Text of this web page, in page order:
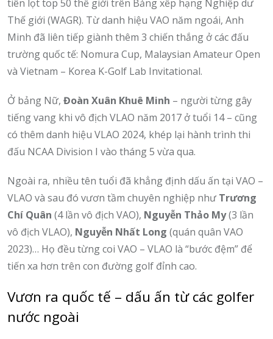
tiên lọt top 50 thế giới trên Bảng xếp hạng Nghiệp dư
Thế giới (WAGR). Từ danh hiệu VAO năm ngoái, Anh
Minh đã liên tiếp giành thêm 3 chiến thắng ở các đấu
trường quốc tế: Nomura Cup, Malaysian Amateur Open
và Vietnam – Korea K-Golf Lab Invitational.
Ở bảng Nữ, Đoàn Xuân Khuê Minh – người từng gây
tiếng vang khi vô địch VLAO năm 2017 ở tuổi 14 – cũng
có thêm danh hiệu VLAO 2024, khép lại hành trình thi
đấu NCAA Division I vào tháng 5 vừa qua.
Ngoài ra, nhiều tên tuổi đã khẳng định dấu ấn tại VAO –
VLAO và sau đó vươn tầm chuyên nghiệp như Trương
Chí Quân (4 lần vô địch VAO), Nguyễn Thảo My(3 lần
vô địch VLAO), Nguyễn Nhất Long (quán quân VAO
2023)… Họ đều từng coi VAO – VLAO là “bước đệm” để
tiến xa hơn trên con đường golf đỉnh cao.
Vươn ra quốc tế – dấu ấn từ các golfer
nước ngoài